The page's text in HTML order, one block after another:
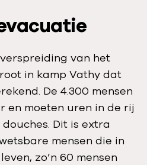
van het
in kamp Vathy dat
De 4.300 mensen
en moeten uren in de rij
Dit is extra
mensen die in
zo’n 60 mensen